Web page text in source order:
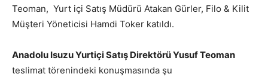
Teoman, Yurt içi Satış Müdürü Atakan Gürler, Filo & Kilit
Müşteri Yöneticisi Hamdi Toker katıldı.
Anadolu Isuzu Yurtiçi Satış Direktörü Yusuf Teoman
teslimat törenindeki konuşmasında şu